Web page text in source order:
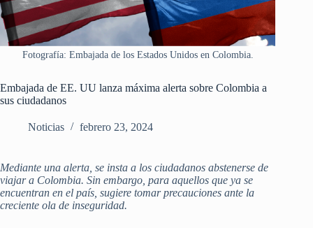
Fotografía: Embajada de los Estados Unidos en Colombia.
Embajada de EE. UU lanza máxima alerta sobre Colombia a
sus ciudadanos
Noticias febrero 23, 2024
Mediante una alerta, se insta a los ciudadanos abstenerse de
viajar a Colombia. Sin embargo, para aquellos que ya se
encuentran en el país, sugiere tomar precauciones ante la
creciente ola de inseguridad.